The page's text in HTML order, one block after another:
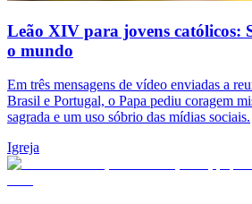
Leão XIV para jovens católicos:
o mundo
Em três mensagens de vídeo enviadas a
Brasil e Portugal, o Papa pediu coragem
sagrada e um uso sóbrio das mídias sociais.
Igreja